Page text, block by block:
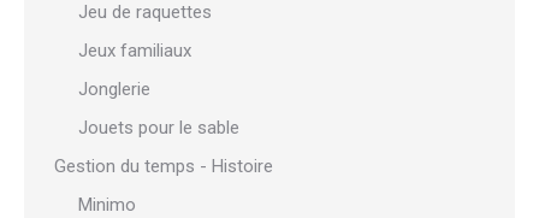
Jeu de raquettes
Jeux familiaux
Jonglerie
Jouets pour le sable
Gestion du temps - Histoire
Minimo